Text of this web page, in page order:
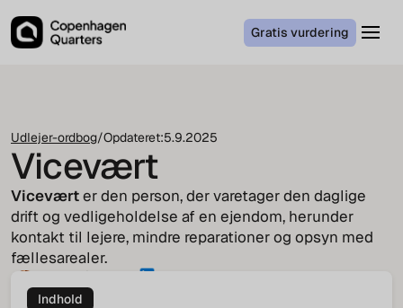
Gratis vurdering
Udlejer-ordbog/Opdateret:5.9.2025
Vicevært
Viceværter den person, der varetager den daglige
drift og vedligeholdelse af en ejendom, herunder
kontakt til lejere, mindre reparationer og opsyn med
fællesarealer.
Tenna Pindstrup
CEO
Indhold